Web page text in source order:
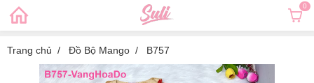
0
Trang chủ Đồ Bộ Mango B757